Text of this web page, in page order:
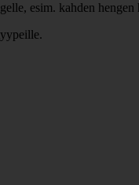
esim. kahden